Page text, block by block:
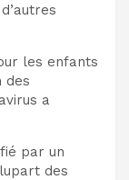
les enfants
des
a
par un
des